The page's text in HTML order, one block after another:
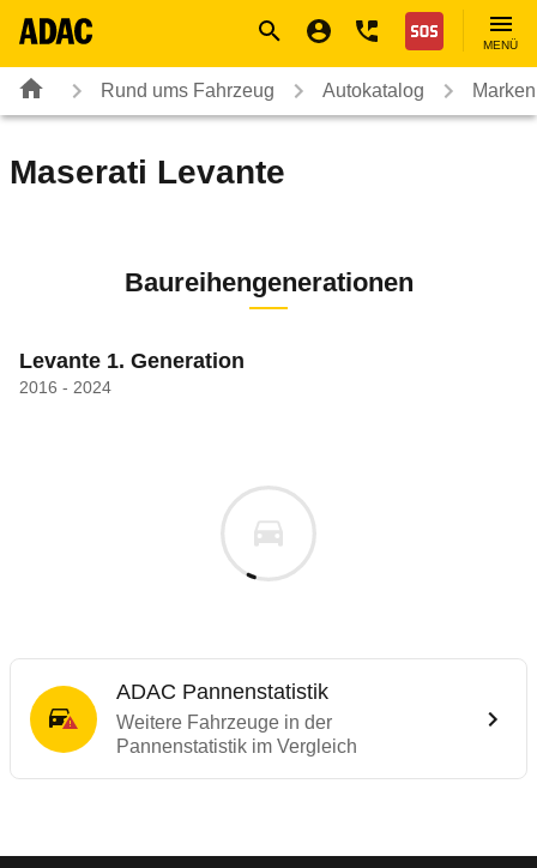
Nothilfe
MENÜ
Rund ums Fahrzeug Autokatalog
Maserati Levante
Baureihengenerationen
Levante 1. Generation
2016 - 2024
ADAC Pannenstatistik
Weitere Fahrzeuge in der
Pannenstatistik im Vergleich